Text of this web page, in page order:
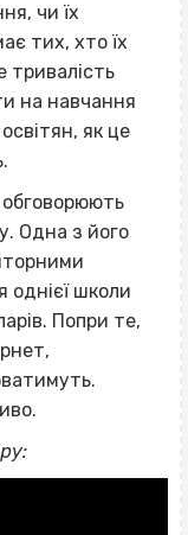
чи їх
тих, хто їх
тривалість
на навчання
як це
обговорюють
Одна з його
однієї школи
Попри те,